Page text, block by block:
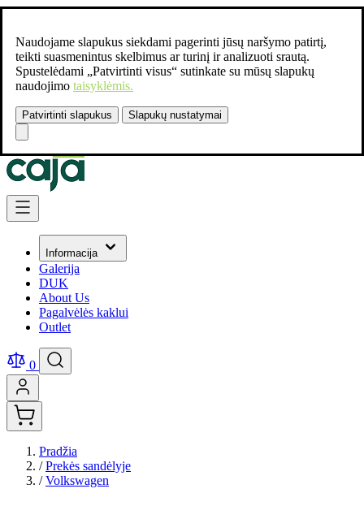
Naudojame slapukus siekdami pagerinti jūsų naršymo patirtį,
teikti suasmenintus skelbimus ar turinį ir analizuoti srautą.
Spustelėdami „Patvirtinti visus“ sutinkate su mūsų slapukų
naudojimo taisyklėmis.
Patvirtinti slapukus Slapukų nustatymai
Susisiekite:
Skip to Content
Informacija
Galerija
DUK
About Us
Pagalvėlės kaklui
Outlet
0
Pradžia
/ Prekės sandėlyje
/ Volkswagen